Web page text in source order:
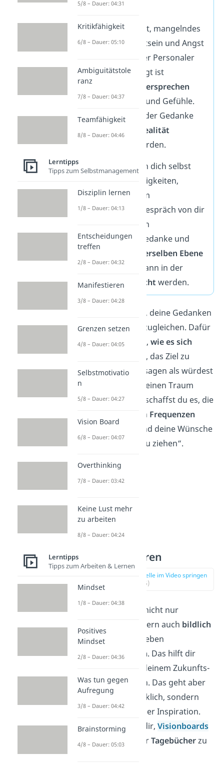
Ergebnisse
✗Unsicherheit, mangelndes
Selbstbewusstsein und Angst
davor, dass der Personaler
nicht überzeugt ist
widersprechen
sich Gedanke und Gefühle.
Folglich kann der Gedanke
nicht in der Realität
umgesetzt werden.
✓
Vertrauen in dich selbst
und deine Fähigkeiten,
Bereitschaft im
Vorstellungsgespräch von dir
zu überzeugen
→ Hier sind Gedanke und
Gefühle auf
derselben Ebene
und das Ziel kann in der
Realität erreichtwerden.
Du kannst üben, deine Gedanken
und Gefühle anzugleichen. Dafür
stellst du dir vor,wie es sich
, das Ziel zu
erreichen. Sozusagen als würdest
du jetzt schon deinen Traum
leben. Dadurch schaffst du es, die
entsprechenden Frequenzen
und deine Wünsche
„in die Realität zu ziehen“.
5. Visualisieren
zur Stelle im Video springen
(02:56)
Du kannst dich nicht nur
emotional, sondern auch bildlich
in dein Wunschleben
hineinversetzen. Das hilft dir
dabei, dich mit deinem Zukunfts-
Ich zu verbinden. Das geht aber
nicht nur gedanklich, sondern
auch mit bildlicher Inspiration.
Wir empfehlen dir,Visionboards
zu erstellen oderTagebücherzu
5/8 – Dauer: 04:31
Kritikfähigkeit
6/8 – Dauer: 05:10
Ambiguitätstole
ranz
7/8 – Dauer: 04:37
Teamfähigkeit
8/8 – Dauer: 04:46
Lerntipps
Tipps zum Selbstmanagement
Disziplin lernen
1/8 – Dauer: 04:13
Entscheidungen
treffen
2/8 – Dauer: 04:32
Manifestieren
3/8 – Dauer: 04:28
Grenzen setzen
4/8 – Dauer: 04:05
Selbstmotivatio
n
5/8 – Dauer: 04:27
Vision Board
6/8 – Dauer: 04:07
Overthinking
7/8 – Dauer: 03:42
Keine Lust mehr
zu arbeiten
8/8 – Dauer: 04:24
Lerntipps
Tipps zum Arbeiten & Lernen
Mindset
1/8 – Dauer: 04:38
Positives
Mindset
2/8 – Dauer: 04:36
Was tun gegen
Aufregung
3/8 – Dauer: 04:42
Brainstorming
4/8 – Dauer: 05:03